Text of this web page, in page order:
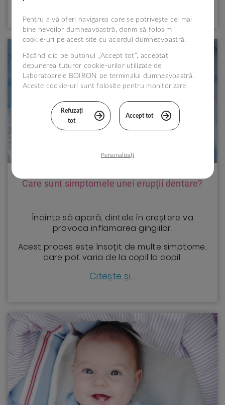
Care sunt simptomele unei erupții dentare?
Înainte să apară, dintele în creștere va
provoca inflamarea gingiilor.
Acest proces este însoțit de multe simptome,
care pot varia de la copil la copil.
Citește și...
Pentru a vă oferi navigarea care se potrivește cel mai
bine nevoilor dumneavoastră, dorim să folosim
cookie-uri pe acest site cu acordul dumneavoastră.
Făcând clic pe butonul „Accept tot”, acceptați
depunerea tuturor cookie-urilor utilizate de
Laboratoarele BOIRON pe terminalul dumneavoastră.
Aceste cookie-uri sunt folosite pentru monitorizare
vizita dumneavoastră pe site-ul nostru.
Puteți configura alegerile în funcție de cookie-uri
făcând clic pe „Personalizați” sau să le refuzați
informații, vă așteptăm pe paginaPolitica de
Refuzați
tot
Accept tot
Personalizați